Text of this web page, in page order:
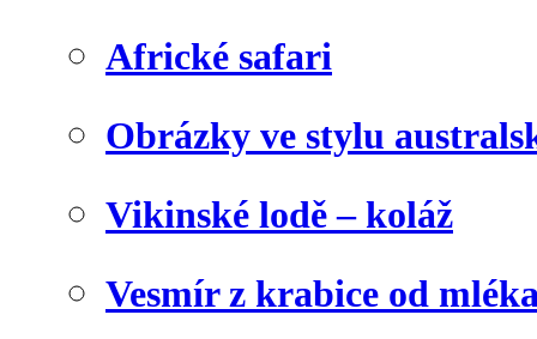
Africké safari
Obrázky ve stylu
Vikinské lodě – koláž
Vesmír z krabice od